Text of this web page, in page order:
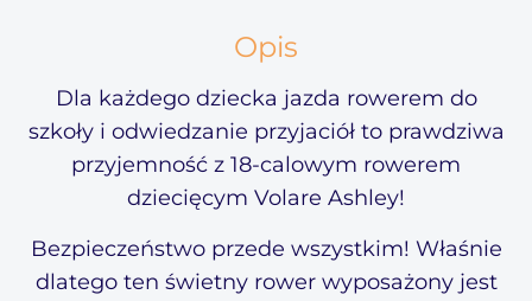
Opis
Dla każdego dziecka jazda rowerem do
szkoły i odwiedzanie przyjaciół to prawdziwa
przyjemność z 18-calowym rowerem
dziecięcym Volare Ashley!
Bezpieczeństwo przede wszystkim! Właśnie
dlatego ten świetny rower wyposażony jest